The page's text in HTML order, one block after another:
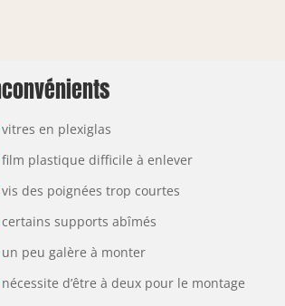
vitres en plexiglas
film plastique difficile à enlever
vis des poignées trop courtes
certains supports abîmés
un peu galère à monter
nécessite d’être à deux pour le montage